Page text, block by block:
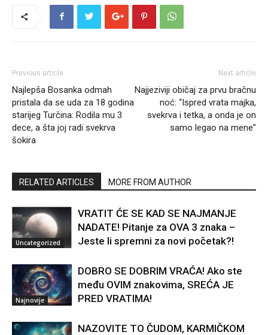
Previous article
Najlepša Bosanka odmah
pristala da se uda za 18 godina
starijeg Turčina: Rodila mu 3
dece, a šta joj radi svekrva
šokira
Next article
Najjeziviji običaj za prvu bračnu
noć: “Ispred vrata majka,
svekrva i tetka, a onda je on
samo legao na mene”
RELATED ARTICLES MORE FROM AUTHOR
Uncategorized
VRATIT ĆE SE KAD SE NAJMANJE
NADATE! Pitanje za OVA 3 znaka –
Jeste li spremni za novi početak?!
Najnovije
DOBRO SE DOBRIM VRAĆA! Ako ste
među OVIM znakovima, SREĆA JE
PRED VRATIMA!
NAZOVITE TO ČUDOM, KARMIČKOM